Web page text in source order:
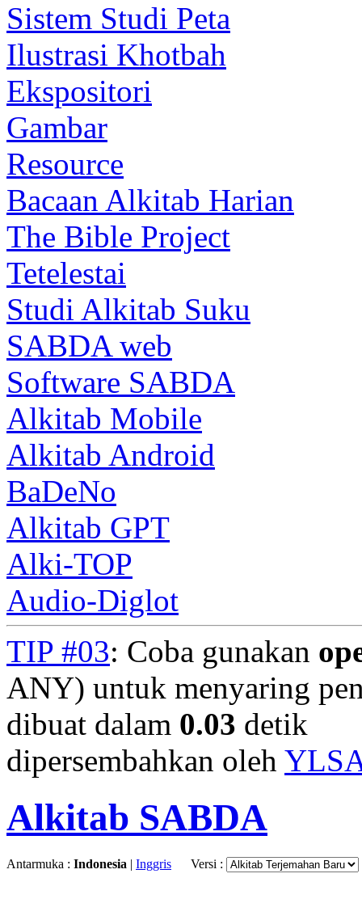
Sistem Studi Peta
Ilustrasi Khotbah
Ekspositori
Gambar
Resource
Bacaan Alkitab Harian
The Bible Project
Tetelestai
Studi Alkitab Suku
SABDA web
Software SABDA
Alkitab Mobile
Alkitab Android
BaDeNo
Alkitab GPT
Alki-TOP
Audio-Diglot
TIP #03: Coba gunakan
ANY) untuk menyaring
dibuat dalam 0.03 detik
dipersembahkan oleh
Alkitab SABDA
Antarmuka : Indonesia | Inggris Versi :